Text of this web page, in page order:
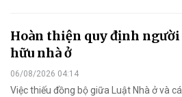
Hoàn thiện quy định người
hữu nhà ở
06/08/2026 04:14
Việc thiếu đồng bộ giữa Luật Nhà ở và